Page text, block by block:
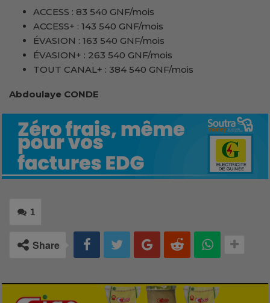
ACCESS : 83 540 GNF/mois
ACCESS+ : 143 540 GNF/mois
ÉVASION : 163 540 GNF/mois
ÉVASION+ : 263 540 GNF/mois
TOUT CANAL+ : 384 540 GNF/mois
Abdoulaye CONDE
1
Share